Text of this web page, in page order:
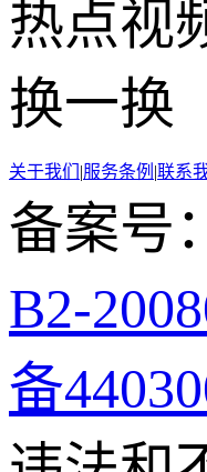
热点视
换一换
关于我们 |服务条例 |联系
备案号：
B2-
备